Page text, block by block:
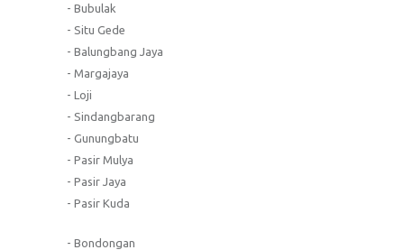
- Bubulak
- Situ Gede
- Balungbang Jaya
- Margajaya
- Loji
- Sindangbarang
- Gunungbatu
- Pasir Mulya
- Pasir Jaya
- Pasir Kuda
- Bondongan